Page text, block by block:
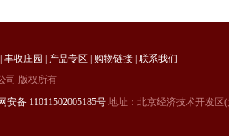
丰收庄园 产品专区 购物链接 联系我们
司 版权所有
安备 11011502005185号 地址：北京经济技术开发区